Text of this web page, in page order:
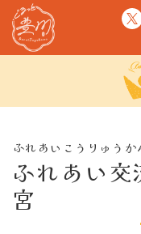
ふれあい
宮
ふれあいこうりゅう